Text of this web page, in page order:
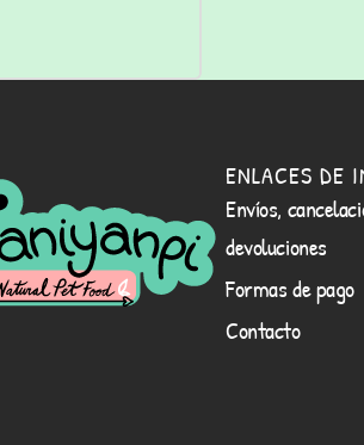
ENLACES DE
Envíos,
devoluciones
Formas de pago
Contacto